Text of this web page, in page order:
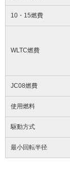
10・15燃費
WLTC燃費
JC08燃費
使用燃料
駆動方式
最小回転半径